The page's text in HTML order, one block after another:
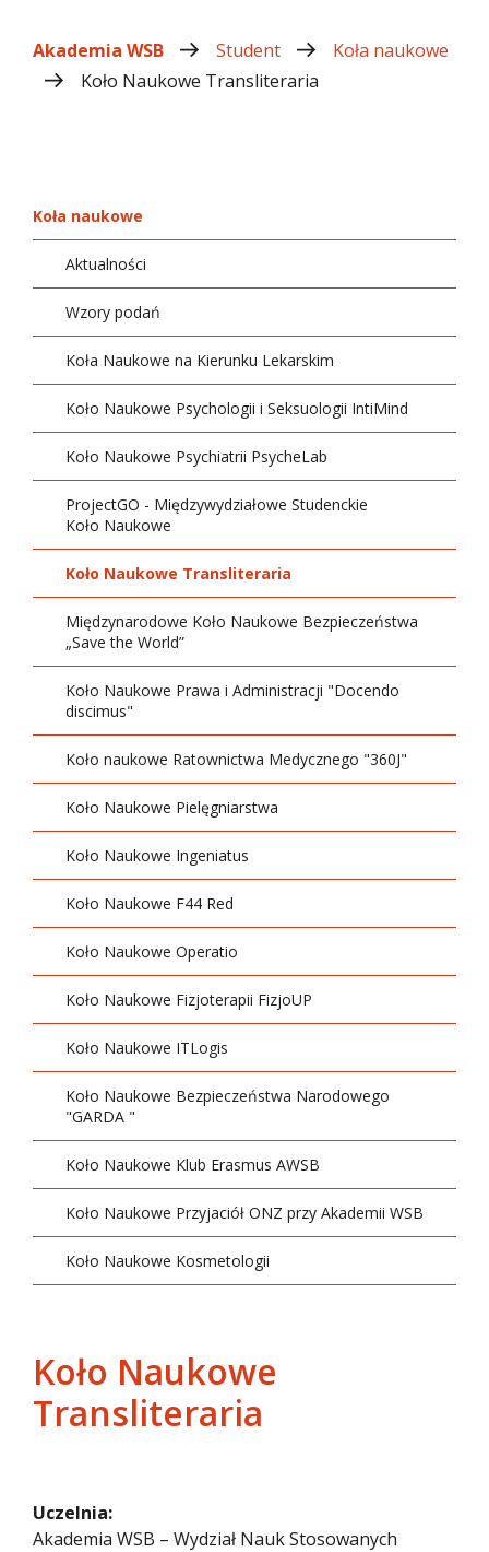
Akademia WSB Student
Koła naukowe
Koło Naukowe Transliteraria
Koła naukowe
Aktualności
Wzory podań
Koła Naukowe na Kierunku Lekarskim
Koło Naukowe Psychologii i Seksuologii IntiMind
Koło Naukowe Psychiatrii PsycheLab
ProjectGO - Międzywydziałowe Studenckie
Koło Naukowe
Koło Naukowe Transliteraria
Międzynarodowe Koło Naukowe Bezpieczeństwa
„Save the World”
Koło Naukowe Prawa i Administracji "Docendo
discimus"
Koło naukowe Ratownictwa Medycznego "360J"
Koło Naukowe Pielęgniarstwa
Koło Naukowe Ingeniatus
Koło Naukowe F44 Red
Koło Naukowe Operatio
Koło Naukowe Fizjoterapii FizjoUP
Koło Naukowe ITLogis
Koło Naukowe Bezpieczeństwa Narodowego
"GARDA "
Koło Naukowe Klub Erasmus AWSB
Koło Naukowe Przyjaciół ONZ przy Akademii WSB
Koło Naukowe Kosmetologii
Koło Naukowe
Transliteraria
Uczelnia:
Akademia WSB – Wydział Nauk Stosowanych